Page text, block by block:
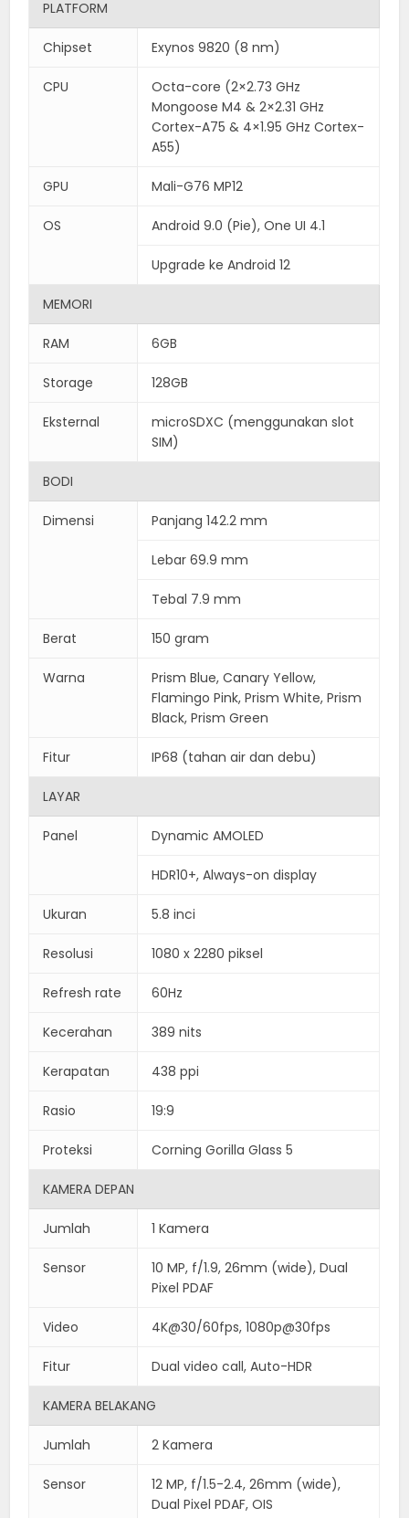
PLATFORM
Chipset Exynos 9820 (8 nm)
CPU
Octa-core (2×2.73 GHz
Mongoose M4 & 2×2.31 GHz
Cortex-A75 & 4×1.95 GHz Cortex-
A55)
GPU Mali-G76 MP12
OS Android 9.0 (Pie), One UI 4.1
Upgrade ke Android 12
MEMORI
RAM 6GB
Storage 128GB
Eksternal
microSDXC (menggunakan slot
SIM)
BODI
Dimensi Panjang 142.2 mm
Lebar 69.9 mm
Tebal 7.9 mm
Berat 150 gram
Warna
Prism Blue, Canary Yellow,
Flamingo Pink, Prism White, Prism
Black, Prism Green
Fitur IP68 (tahan air dan debu)
LAYAR
Panel Dynamic AMOLED
HDR10+, Always-on display
Ukuran 5.8 inci
Resolusi 1080 x 2280 piksel
Refresh rate 60Hz
Kecerahan 389 nits
Kerapatan 438 ppi
Rasio 19:9
Proteksi Corning Gorilla Glass 5
KAMERA DEPAN
Jumlah 1 Kamera
Sensor
10 MP, f/1.9, 26mm (wide), Dual
Pixel PDAF
Video 4K@30/60fps, 1080p@30fps
Fitur Dual video call, Auto-HDR
KAMERA BELAKANG
Jumlah 2 Kamera
Sensor
12 MP, f/1.5-2.4, 26mm (wide),
Dual Pixel PDAF, OIS